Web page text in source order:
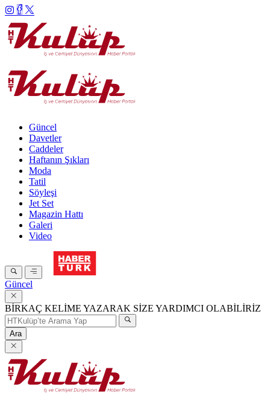
Güncel
Davetler
Caddeler
Haftanın Şıkları
Moda
Tatil
Söyleşi
Jet Set
Magazin Hattı
Galeri
Video
Güncel
BİRKAÇ KELİME YAZARAK SİZE YARDIMCI OLABİLİRİZ
Ara